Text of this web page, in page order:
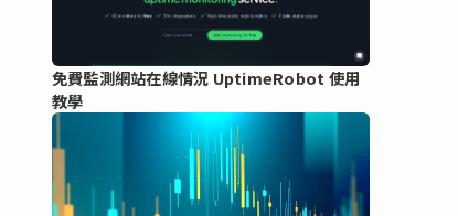
免費監測網站在線情況 UptimeRobot 使用
教學